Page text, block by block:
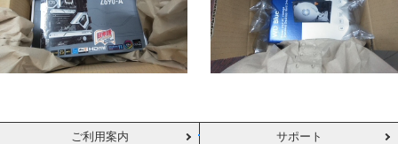
ご利用案内 サポート